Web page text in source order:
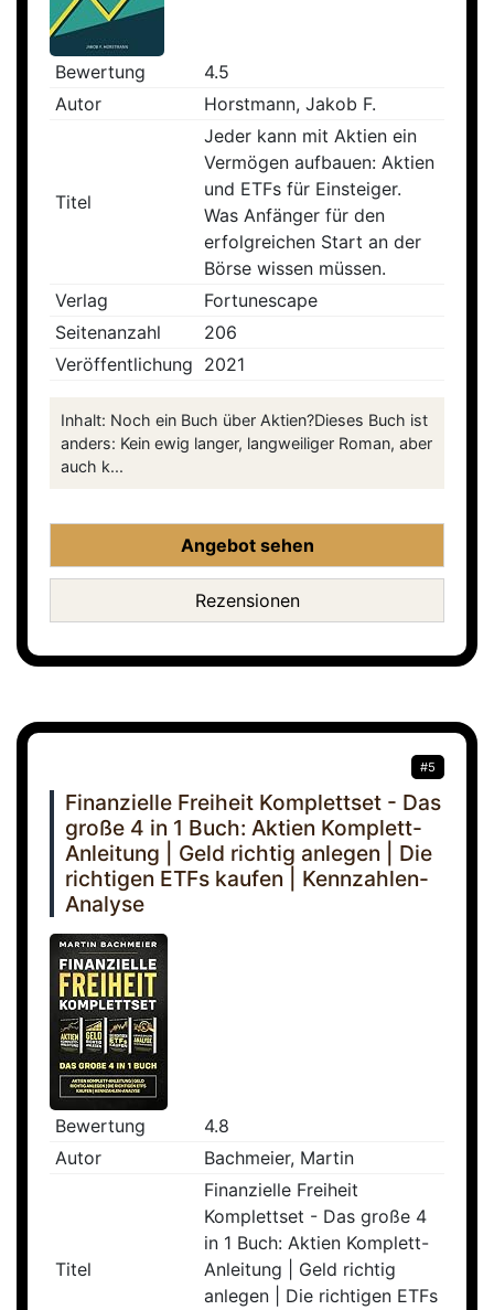
Bewertung
4.5
Autor
Horstmann, Jakob F.
Titel
Jeder kann mit Aktien ein
Vermögen aufbauen: Aktien
und ETFs für Einsteiger.
Was Anfänger für den
erfolgreichen Start an der
Börse wissen müssen.
Verlag
Fortunescape
Seitenanzahl
206
Veröffentlichung 2021
Inhalt: Noch ein Buch über Aktien?Dieses Buch ist
anders: Kein ewig langer, langweiliger Roman, aber
auch k...
Angebot sehen
Rezensionen
#5
Finanzielle Freiheit Komplettset - Das
große 4 in 1 Buch: Aktien Komplett-
Anleitung | Geld richtig anlegen | Die
richtigen ETFs kaufen | Kennzahlen-
Analyse
Bewertung
4.8
Autor
Bachmeier, Martin
Titel
Finanzielle Freiheit
Komplettset - Das große 4
in 1 Buch: Aktien Komplett-
Anleitung | Geld richtig
anlegen | Die richtigen ETFs